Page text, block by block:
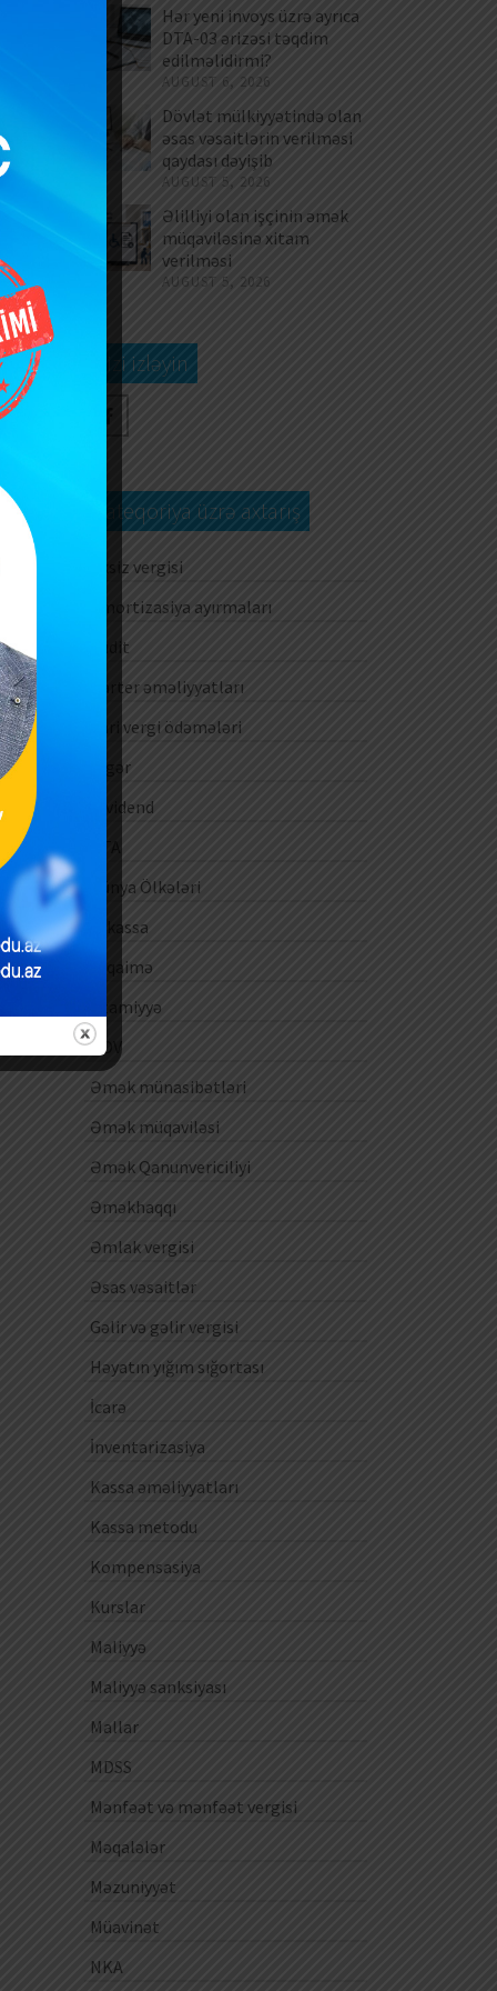
təqdim edilməlidirmi?
Hər yeni invoys üzrə ayrıca
DTA-03 ərizəsi təqdim
edilməlidirmi?
AUGUST 6, 2026
Dövlət mülkiyyətində olan
əsas vəsaitlərin verilməsi
qaydası dəyişib
AUGUST 5, 2026
Əlilliyi olan işçinin əmək
müqaviləsinə xitam
verilməsi
AUGUST 5, 2026
Bizi izləyin
Kateqoriya üzrə axtarış
Aksiz vergisi
Amortizasiya ayırmaları
Audit
Barter əməliyyatları
Cari vergi ödəmələri
Digər
Dividend
Dünya Ölkələri
E-kassa
E-qaimə
Ezamiyyə
ƏDV
Əmək münasibətləri
Əmək müqaviləsi
Əmək Qanunvericiliyi
Əməkhaqqı
Əmlak vergisi
Əsas vəsaitlər
Gəlir və gəlir vergisi
Həyatın yığım sığortası
İcarə
İnventarizasiya
Kassa əməliyyatları
Kassa metodu
Kompensasiya
Kurslar
Maliyyə
Maliyyə sanksiyası
Mallar
MDSS
Mənfəət və mənfəət vergisi
Məqalələr
Məzuniyyət
Müavinət
NKA